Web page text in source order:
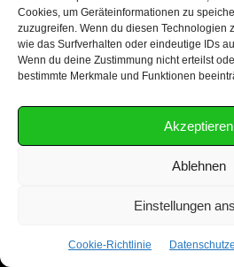
Cookies, um Geräteinformationen zu
zuzugreifen. Wenn du diesen Technologien
wie das Surfverhalten oder eindeutige IDs
Wenn du deine Zustimmung nicht erteilst
bestimmte Merkmale und Funktionen
Akzeptieren
Ablehnen
Einstellungen
Cookie-Richtlinie